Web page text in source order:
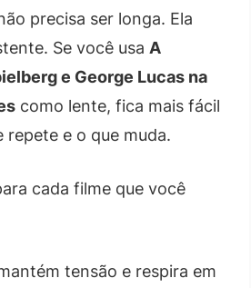
precisa ser longa. Ela
Se você usa A
e George Lucas na
como lente, fica mais fácil
repete e o que muda.
cada filme que você
tensão e respira em